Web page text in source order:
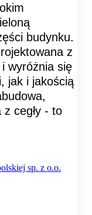
budynku.
z
i wyróżnia się
jak i jakością
cegły - to
sp. z o.o.